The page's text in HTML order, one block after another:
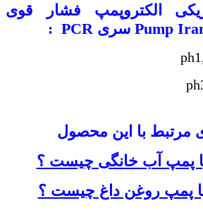
الکتروپمپ فشار قوی
Pump سری PCR
:
مرتبط با این محصول
یا پمپ آب خانگی چیست ؟
یا پمپ روغن داغ چیست ؟